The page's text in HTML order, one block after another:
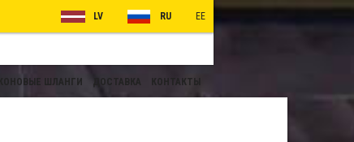
LV RU EE
ШЛАНГИ ДОСТАВКА КОНТАКТЫ